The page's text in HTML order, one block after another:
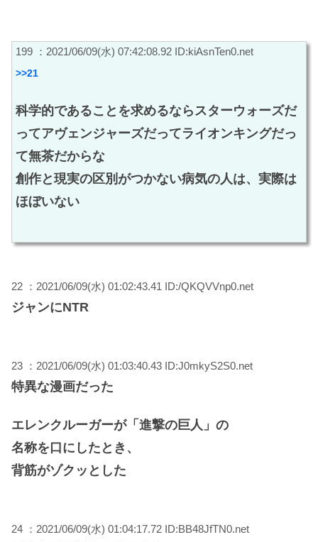
199 ：2021/06/09(水) 07:42:08.92 ID:kiAsnTen0.net
>>21
科学的であることを求めるならスターウォーズだ
ってアヴェンジャーズだってライオンキングだっ
て無茶だからな
創作と現実の区別がつかない病気の人は、実際は
ほぼいない
22 ：2021/06/09(水) 01:02:43.41 ID:/QKQVVnp0.net
ジャンにNTR
23 ：2021/06/09(水) 01:03:40.43 ID:J0mkyS2S0.net
特異な漫画だった
エレンクルーガーが「進撃の巨人」の
名称を口にしたとき、
背筋がゾクッとした
24 ：2021/06/09(水) 01:04:17.72 ID:BB48JfTN0.net